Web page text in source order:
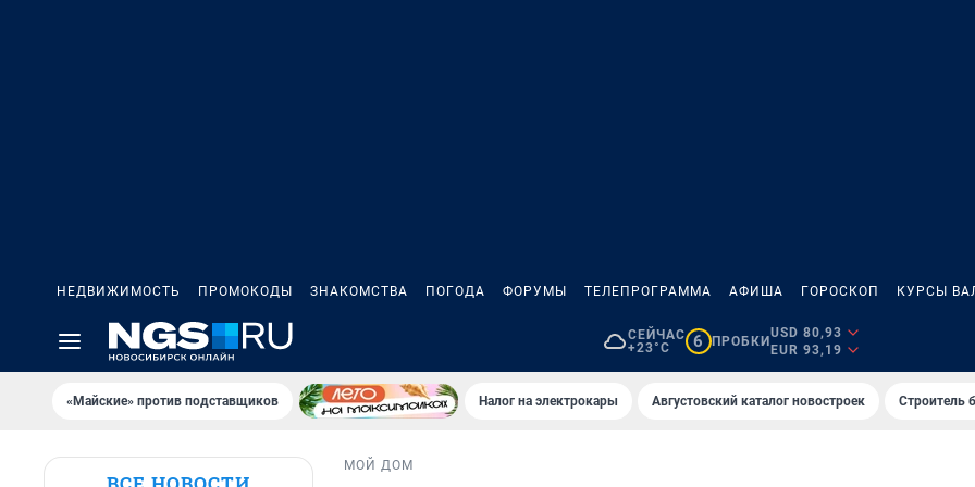
НЕДВИЖИМОСТЬ ПРОМОКОДЫ ЗНАКОМСТВА ПОГОДА ФОРУМЫ ТЕЛЕПРОГРАММА АФИША ГОРОСКОП КУРСЫ
СЕЙЧАС
+23°C
6 ПРОБКИ
USD 80,93
EUR 93,19
«Майские» против подставщиков Налог на электрокары Августовский каталог новостроек Строитель
МОЙ ДОМ